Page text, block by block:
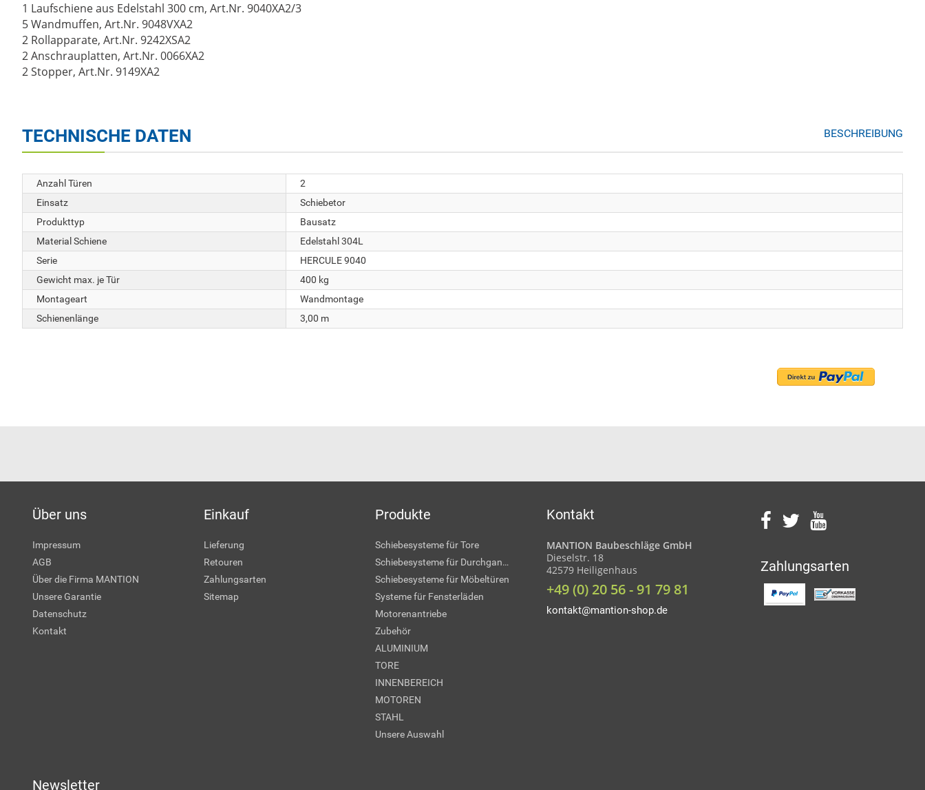
1 Laufschiene aus Edelstahl 300 cm, Art.Nr. 9040XA2/3
5 Wandmuffen, Art.Nr. 9048VXA2
2 Rollapparate, Art.Nr. 9242XSA2
2 Anschrauplatten, Art.Nr. 0066XA2
2 Stopper, Art.Nr. 9149XA2
TECHNISCHE DATEN BESCHREIBUNG
Anzahl Türen
2
Einsatz
Schiebetor
Produkttyp
Bausatz
Material Schiene
Edelstahl 304L
Serie
HERCULE 9040
Gewicht max. je Tür
400 kg
Montageart
Wandmontage
Schienenlänge
3,00 m
Über uns
Impressum
AGB
Über die Firma MANTION
Unsere Garantie
Datenschutz
Kontakt
Einkauf
Lieferung
Retouren
Zahlungsarten
Sitemap
Produkte
Schiebesysteme für Tore
Schiebesysteme für Durchgangstüren
Schiebesysteme für Möbeltüren
Systeme für Fensterläden
Motorenantriebe
Zubehör
ALUMINIUM
TORE
INNENBEREICH
MOTOREN
STAHL
Unsere Auswahl
Kontakt
MANTION Baubeschläge GmbH
Dieselstr. 18
42579 Heiligenhaus
+49 (0) 20 56 - 91 79 81
kontakt@mantion-shop.de
Zahlungsarten
Newsletter